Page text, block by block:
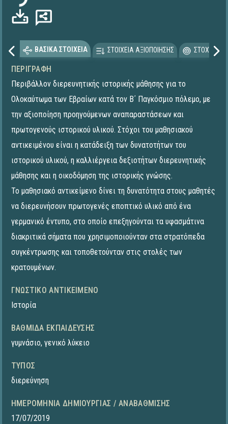
ΒΑΣΙΚΑ ΣΤΟΙΧΕΙΑ ΣΤΟΙΧΕΙΑ ΑΞΙΟΠΟΙΗΣΗΣ
ΠΕΡΙΓΡΑΦΉ
Περιβάλλον διερευνητικής ιστορικής μάθησης για το
Ολοκαύτωμα των Εβραίων κατά τον Β΄ Παγκόσμιο πόλεμο, με
την αξιοποίηση προηγούμενων αναπαραστάσεων και
πρωτογενούς ιστορικού υλικού. Στόχοι του μαθησιακού
αντικειμένου είναι η κατάδειξη των δυνατοτήτων του
ιστορικού υλικού, η καλλιέργεια δεξιοτήτων διερευνητικής
μάθησης και η οικοδόμηση της ιστορικής γνώσης.
Το μαθησιακό αντικείμενο δίνει τη δυνατότητα στους μαθητές
να διερευνήσουν πρωτογενές εποπτικό υλικό από ένα
γερμανικό έντυπο, στο οποίο επεξηγούνται τα υφασμάτινα
διακριτικά σήματα που χρησιμοποιούνταν στα στρατόπεδα
συγκέντρωσης και τοποθετούνταν στις στολές των
κρατουμένων.
ΓΝΩΣΤΙΚΌ ΑΝΤΙΚΕΊΜΕΝΟ
Ιστορία
ΒΑΘΜΊΔΑ ΕΚΠΑΊΔΕΥΣΗΣ
γυμνάσιο, γενικό λύκειο
ΤΎΠΟΣ
διερεύνηση
ΗΜΕΡΟΜΗΝΊΑ ΔΗΜΙΟΥΡΓΊΑΣ / ΑΝΑΒΆΘΜΙΣΗΣ
17/07/2019